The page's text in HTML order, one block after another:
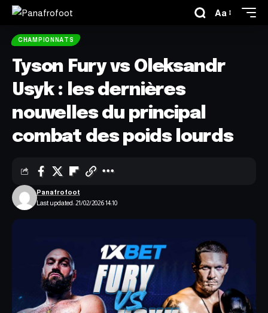
Aa
CHAMPIONNATS
Tyson Fury vs Oleksandr
Usyk : les dernières
nouvelles du principal
combat des poids lourds
Last updated: 21/02/2026 14:10
Panafrofoot